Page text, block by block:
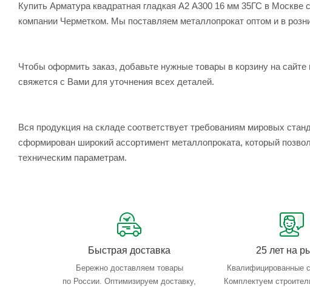
Купить Арматура квадратная гладкая А2 А300 16 мм 35ГС в Москве
компании Черметком. Мы поставляем металлопрокат оптом и в
Чтобы оформить заказ, добавьте нужные товары в корзину на
свяжется с Вами для уточнения всех деталей.
Вся продукция на складе соответствует требованиям мировых
сформирован широкий ассортимент металлопроката, который
техническим параметрам.
Быстрая доставка
Бережно доставляем товары
по России. Оптимизируем доставку,
25 лет на
Квалифицированные
Комплектуем